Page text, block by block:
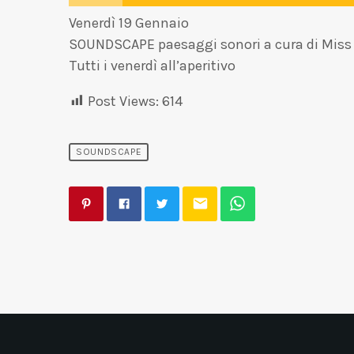
Venerdì 19 Gennaio
SOUNDSCAPE paesaggi sonori a cura di
Tutti i venerdì all’aperitivo
Post Views: 614
SOUNDSCAPE
email